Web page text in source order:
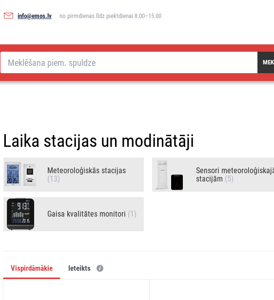
info@emos.lv no pirmdienas līdz piektdienai 8.00–15.00
Meklēšana
Laika stacijas un modinātāji
Meteoroloģiskās stacijas
(13)
Sensori
stacijām (5)
Gaisa kvalitātes monitori (1)
Vispirdāmākie ieteikts